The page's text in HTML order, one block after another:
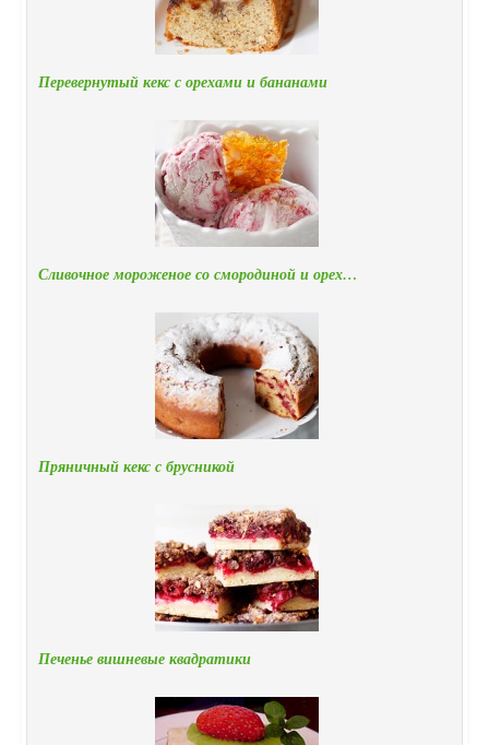
Перевернутый кекс с орехами и бананами
Сливочное мороженое со смородиной и орех…
Пряничный кекс с брусникой
Печенье вишневые квадратики